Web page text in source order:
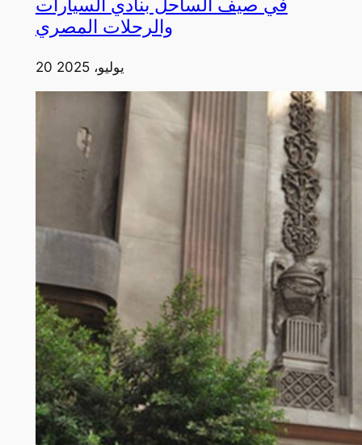
في صيف الساحل بنادي السيارات
والرحلات المصري
20 يوليو، 2025